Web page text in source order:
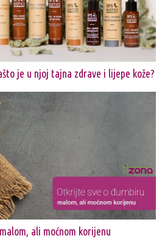
je u njoj tajna zdrave i lijepe kože?
ali moćnom korijenu